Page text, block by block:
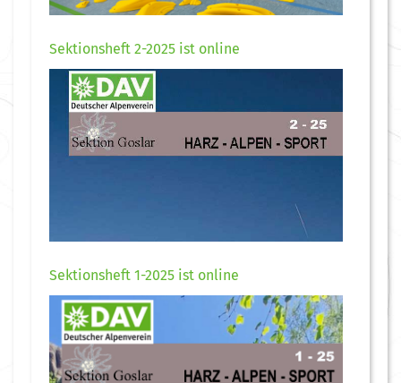
Sektionsheft 2-2025 ist online
Sektionsheft 1-2025 ist online